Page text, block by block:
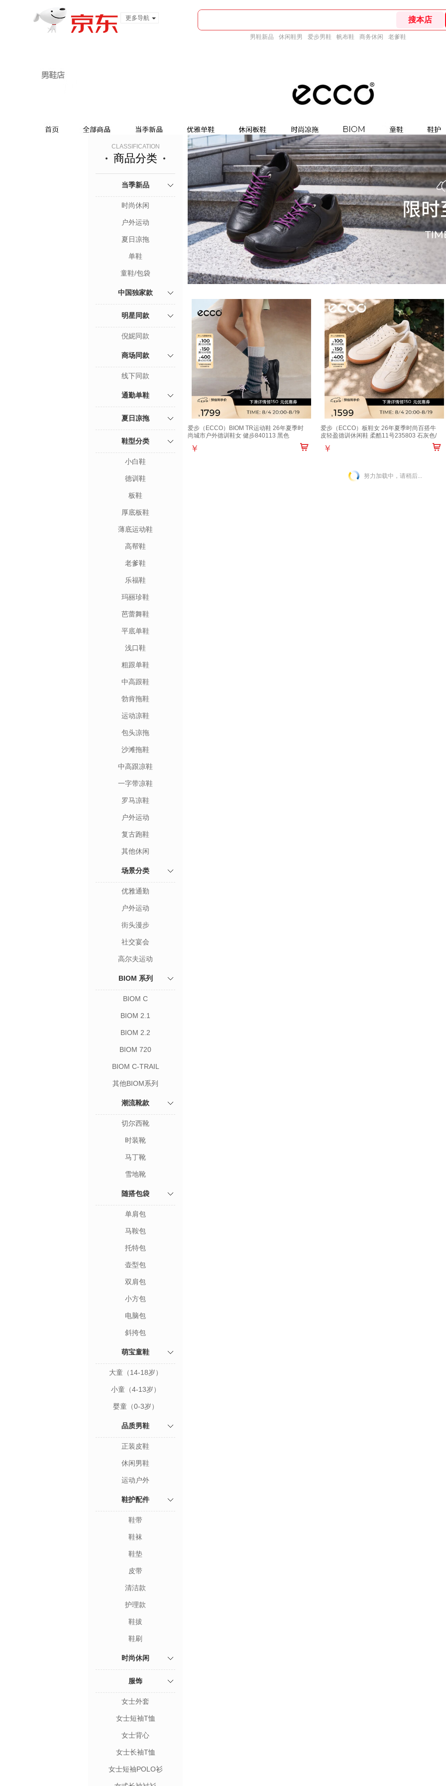
更多导航
男鞋新品 休闲鞋男 爱步男鞋 帆布鞋 商务休闲 老爹鞋
CLASSIFICATION
商品分类
当季新品
时尚休闲
户外运动
夏日凉拖
单鞋
童鞋/包袋
中国独家款
明星同款
倪妮同款
商场同款
线下同款
通勤单鞋
夏日凉拖
鞋型分类
小白鞋
德训鞋
板鞋
厚底板鞋
薄底运动鞋
高帮鞋
老爹鞋
乐福鞋
玛丽珍鞋
芭蕾舞鞋
平底单鞋
浅口鞋
粗跟单鞋
中高跟鞋
勃肯拖鞋
运动凉鞋
包头凉拖
沙滩拖鞋
中高跟凉鞋
一字带凉鞋
罗马凉鞋
户外运动
复古跑鞋
其他休闲
场景分类
优雅通勤
户外运动
街头漫步
社交宴会
高尔夫运动
BIOM 系列
BIOM C
BIOM 2.1
BIOM 2.2
BIOM 720
BIOM C-TRAIL
其他BIOM系列
潮流靴款
切尔西靴
时装靴
马丁靴
雪地靴
随搭包袋
单肩包
马鞍包
托特包
壶型包
双肩包
小方包
电脑包
斜挎包
萌宝童鞋
大童（14-18岁）
小童（4-13岁）
婴童（0-3岁）
品质男鞋
正装皮鞋
休闲男鞋
运动户外
鞋护配件
鞋带
鞋袜
鞋垫
皮带
清洁款
护理款
鞋拔
鞋刷
时尚休闲
服饰
女士外套
女士短袖T恤
女士背心
女士长袖T恤
女士短袖POLO衫
爱步（ECCO）BIOM TR运动鞋 26年夏季时
尚城市户外德训鞋女 健步840113 黑色
￥
爱步（ECCO）板鞋女 26年夏季时尚百搭牛
皮轻盈德训休闲鞋 柔酷11号235803 石灰色/
亮白色23580361598 37 （尺码偏大，建议
拍小一码）
￥
努力加载中，请稍后...